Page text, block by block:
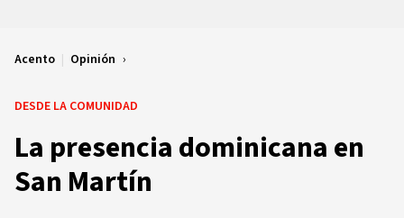
Acento | Opinión
DESDE LA COMUNIDAD
La presencia dominicana en
San Martín